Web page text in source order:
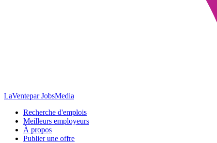
LaVentepar JobsMedia
Recherche d'emplois
Meilleurs employeurs
À propos
Publier une offre